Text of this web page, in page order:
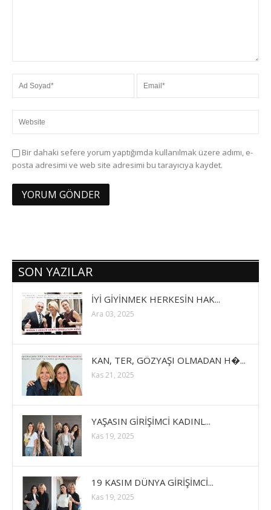
Bir dahaki sefere yorum yaptığımda kullanılmak üzere adımı, e-
posta adresimi ve web site adresimi bu tarayıcıya kaydet.
SON YAZILAR
İYİ GİYİNMEK HERKESİN HAK...
Ara 03, 2025
KAN, TER, GÖZYAŞI OLMADAN H�...
Kas 21, 2025
YAŞASIN GİRİŞİMCİ KADINL...
Kas 19, 2025
19 KASIM DÜNYA GİRİŞİMCİ...
Kas 19, 2025